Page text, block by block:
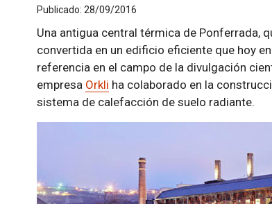
Publicado: 28/09/2016
Una antigua central térmica de Ponferrada,
convertida en un edificio eficiente que hoy
referencia en el campo de la divulgación
empresa Orkli ha colaborado en la
sistema de calefacción de suelo radiante.